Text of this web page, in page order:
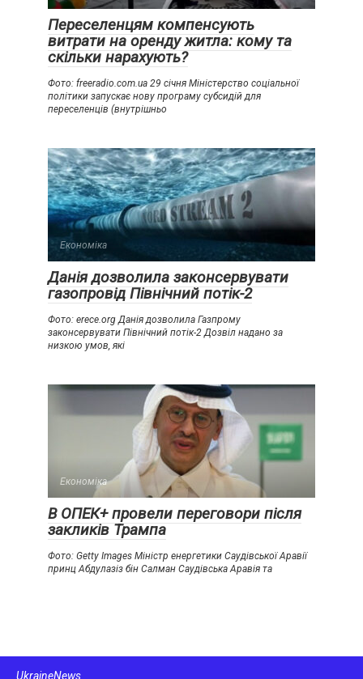
Переселенцям компенсують
витрати на оренду житла: кому та
скільки нарахують?
Фото: freeradio.com.ua 29 січня Міністерство соціальної
політики запускає нову програму субсидій для
переселенців (внутрішньо
Економіка
Данія дозволила законсервувати
газопровід Північний потік-2
Фото: erece.org Данія дозволила Газпрому
законсервувати Північний потік-2 Дозвіл надано за
низкою умов, які
Економіка
В ОПЕК+ провели переговори після
закликів Трампа
Фото: Getty Images Міністр енергетики Саудівської Аравії
принц Абдулазіз бін Салман Саудівська Аравія та
UkraineNews